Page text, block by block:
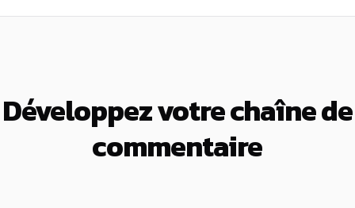
Développez votre chaîne de
commentaire